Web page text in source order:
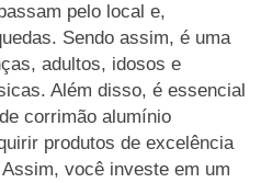
pelo local e,
Sendo assim, é uma
adultos, idosos e
Além disso, é essencial
corrimão alumínio
produtos de excelência
você investe em um